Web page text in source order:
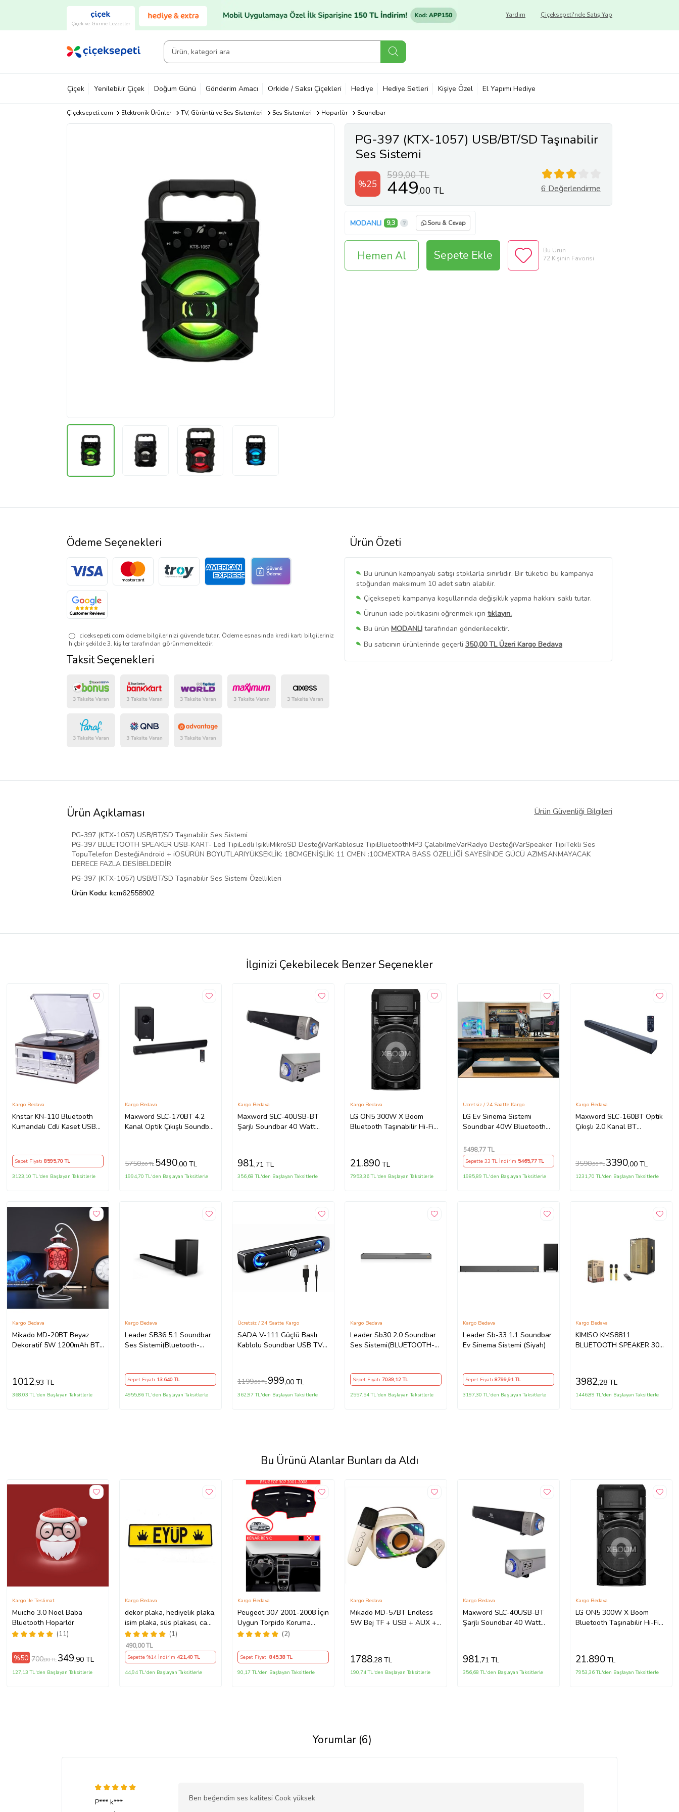
Çiçek ve Gurme Lezzetler
Çiçeksepeti'nde Satış Yap
Yardım
Çiçek Yenilebilir Çiçek Doğum Günü Gönderim Amacı Orkide / Saksı Çiçekleri Hediye Hediye Setleri Kişiye Özel El Yapımı Hediye
Çiçeksepeti.com Elektronik Ürünler TV, Görüntü ve Ses Sistemleri Ses Sistemleri Hoparlör Soundbar
PG-397 (KTX-1057) USB/BT/SD Taşınabilir
Ses Sistemi
%25
599,00 TL
449,00 TL 6 Değerlendirme
MODANLI 9,3 Soru & Cevap
Hemen Al Sepete Ekle
Bu Ürün
72 Kişinin Favorisi
Ürün Özeti
Bu ürünün kampanyalı satışı stoklarla sınırlıdır. Bir tüketici bu kampanya
stoğundan maksimum 10 adet satın alabilir.
Çiçeksepeti kampanya koşullarında değişiklik yapma hakkını saklı tutar.
Ürünün iade politikasını öğrenmek için tıklayın.
Bu ürün MODANLI tarafından gönderilecektir.
Bu satıcının ürünlerinde geçerli 350,00 TL Üzeri Kargo Bedava
Bu SatıcınınTüm Ürünlerini Görüntüle
Ödeme Seçenekleri
ciceksepeti.com ödeme bilgilerinizi güvende tutar. Ödeme esnasında kredi kartı bilgileriniz
hiçbir şekilde 3. kişiler tarafından görünmemektedir.
Taksit Seçenekleri
Ürün Açıklaması Ürün Güvenliği Bilgileri
PG-397 (KTX-1057) USB/BT/SD Taşınabilir Ses Sistemi
PG-397 BLUETOOTH SPEAKER USB-KART- Led TipiLedli IşıklıMikroSD DesteğiVarKablosuz TipiBluetoothMP3 ÇalabilmeVarRadyo DesteğiVarSpeaker TipiTekli Ses
TopuTelefon DesteğiAndroid + iOSÜRÜN BOYUTLARIYÜKSEKLİK: 18CMGENİŞLİK: 11 CMEN :10CMEXTRA BASS ÖZELLİĞİ SAYESİNDE GÜCÜ AZIMSANMAYACAK
DERECE FAZLA DESİBELDEDİR
PG-397 (KTX-1057) USB/BT/SD Taşınabilir Ses Sistemi Özellikleri
Ürün Kodu: kcm62558902
İlginizi Çekebilecek Benzer Seçenekler
Knstar KN-110 Bluetooth
Kumandalı Cdli Kaset USB
Kargo Bedava
Sepet Fiyatı 8595,70 TL
3123,10 TL'den Başlayan Taksitlerle
Maxword SLC-170BT 4.2
Kanal Optik Çıkışlı Soundbar
Kargo Bedava
5750,00 TL 5490,00 TL
1994,70 TL'den Başlayan Taksitlerle
Maxword SLC-40USB-BT
Şarjlı Soundbar 40 Watt
Kargo Bedava
981,71 TL
356,68 TL'den Başlayan Taksitlerle
LG ON5 300W X Boom
Bluetooth Taşınabilir Hi-Fi
Kargo Bedava
21.890 TL
7953,36 TL'den Başlayan Taksitlerle
LG Ev Sinema Sistemi
Soundbar 40W Bluetooth
Ücretsiz / 24 Saatte Kargo
5498,77 TL
Sepette 33 TL İndirim 5465,77 TL
1985,89 TL'den Başlayan Taksitlerle
Maxword SLC-160BT Optik
Çıkışlı 2.0 Kanal BT
Kargo Bedava
3590,00 TL 3390,00 TL
1231,70 TL'den Başlayan Taksitlerle
Mikado MD-20BT Beyaz
Dekoratif 5W 1200mAh BT-
Kargo Bedava
1012,93 TL
368,03 TL'den Başlayan Taksitlerle
Leader SB36 5.1 Soundbar
Ses Sistemi(Bluetooth-
Kargo Bedava
Sepet Fiyatı 13.640TL
4955,86 TL'den Başlayan Taksitlerle
SADA V-111 Güçlü Baslı
Kablolu Soundbar USB TV
Ücretsiz / 24 Saatte Kargo
1199,00 TL 999,00 TL
362,97 TL'den Başlayan Taksitlerle
Leader Sb30 2.0 Soundbar
Ses Sistemi(BLUETOOTH-
Kargo Bedava
Sepet Fiyatı 7039,12 TL
2557,54 TL'den Başlayan Taksitlerle
Leader Sb-33 1.1 Soundbar
Ev Sinema Sistemi (Siyah)
Kargo Bedava
Sepet Fiyatı8799,91 TL
3197,30 TL'den Başlayan Taksitlerle
KIMISO KMS8811
BLUETOOTH SPEAKER 30W
Kargo Bedava
3982,28 TL
1446,89 TL'den Başlayan Taksitlerle
Bu Ürünü Alanlar Bunları da Aldı
Muicho 3.0 Noel Baba
Bluetooth Hoparlör
(11)
Kargo ile Teslimat
%50 700,00 TL 349,90 TL
127,13 TL'den Başlayan Taksitlerle
dekor plaka, hediyelik plaka,
isim plaka, süs plakası, cam
önü plakası, tırcı plakası
(Sarı-Siyah)
(1)
Kargo Bedava
490,00 TL
Sepette %14 İndirim 421,40 TL
44,94 TL'den Başlayan Taksitlerle
Peugeot 307 2001-2008 İçin
Uygun Torpido Koruma
Halısı Siyah Kenar Renk
(2)
Kargo Bedava
Sepet Fiyatı 845,38 TL
90,17 TL'den Başlayan Taksitlerle
Mikado MD-57BT Endless
5W Bej TF + USB + AUX +
Kargo Bedava
1788,28 TL
190,74 TL'den Başlayan Taksitlerle
Maxword SLC-40USB-BT
Şarjlı Soundbar 40 Watt
Kargo Bedava
981,71 TL
356,68 TL'den Başlayan Taksitlerle
LG ON5 300W X Boom
Bluetooth Taşınabilir Hi-Fi
Kargo Bedava
21.890 TL
7953,36 TL'den Başlayan Taksitlerle
Yorumlar (6)
P*** k***
Ben beğendim ses kalitesi Cook yüksek